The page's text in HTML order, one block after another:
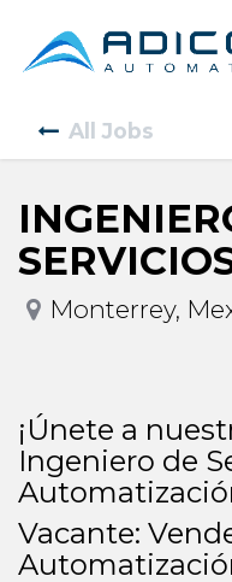
All Jobs
Monterrey,
¡Únete a
Ingeniero de
Vacante: